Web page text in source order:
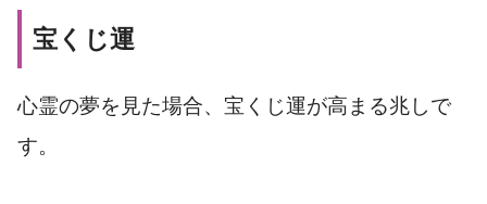
宝くじ運
心霊の夢を見た場合、宝くじ運が高まる兆しで
す。